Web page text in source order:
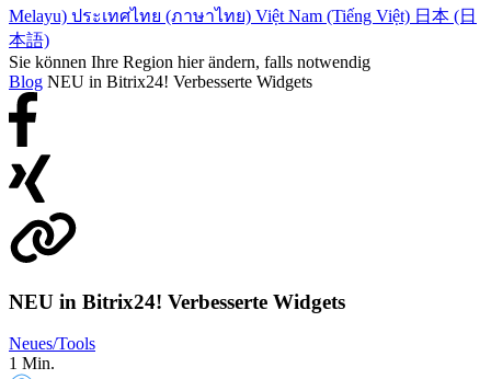
Melayu) ประเทศไทย (ภาษาไทย) Việt Nam (Tiếng Việt) 日本 (日
本語)
Sie können Ihre Region hier ändern, falls notwendig
Blog NEU in Bitrix24! Verbesserte Widgets
NEU in Bitrix24! Verbesserte Widgets
Neues/Tools
1 Min.